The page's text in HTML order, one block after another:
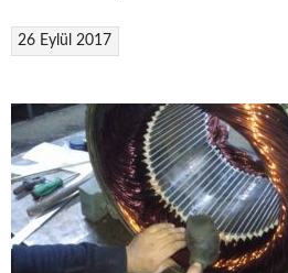
26 Eylül 2017